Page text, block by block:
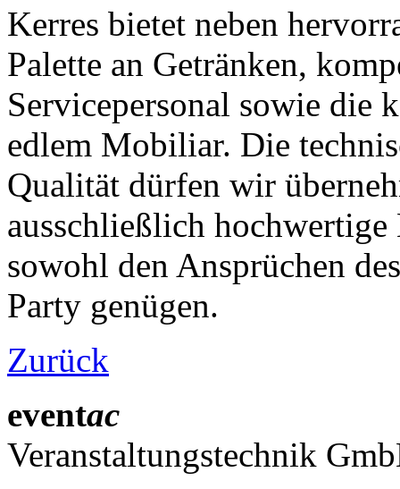
Kerres bietet neben
Palette an Getränken,
Servicepersonal sowie die
edlem Mobiliar. Die
Qualität dürfen wir
ausschließlich
sowohl den Ansprüchen
Party genügen.
Zurück
eventac
Veranstaltungstechnik